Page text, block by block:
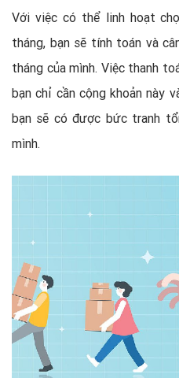
Với việc có thể linh hoạt
tháng, bạn sẽ tính toán và
tháng của mình. Việc thanh
bạn chỉ cần cộng khoản này
bạn sẽ có được bức tranh
mình.